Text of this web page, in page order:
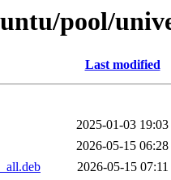
pool/
Last modified
2025-01-03 19:03
2026-05-15 06:28
2026-05-15 07:11